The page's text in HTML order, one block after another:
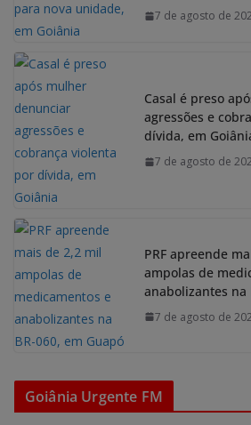
7 de agosto de
Casal é preso
agressões e
dívida, em
7 de agosto de
PRF apreende
ampolas de
anabolizantes na
7 de agosto de
Goiânia Urgente FM